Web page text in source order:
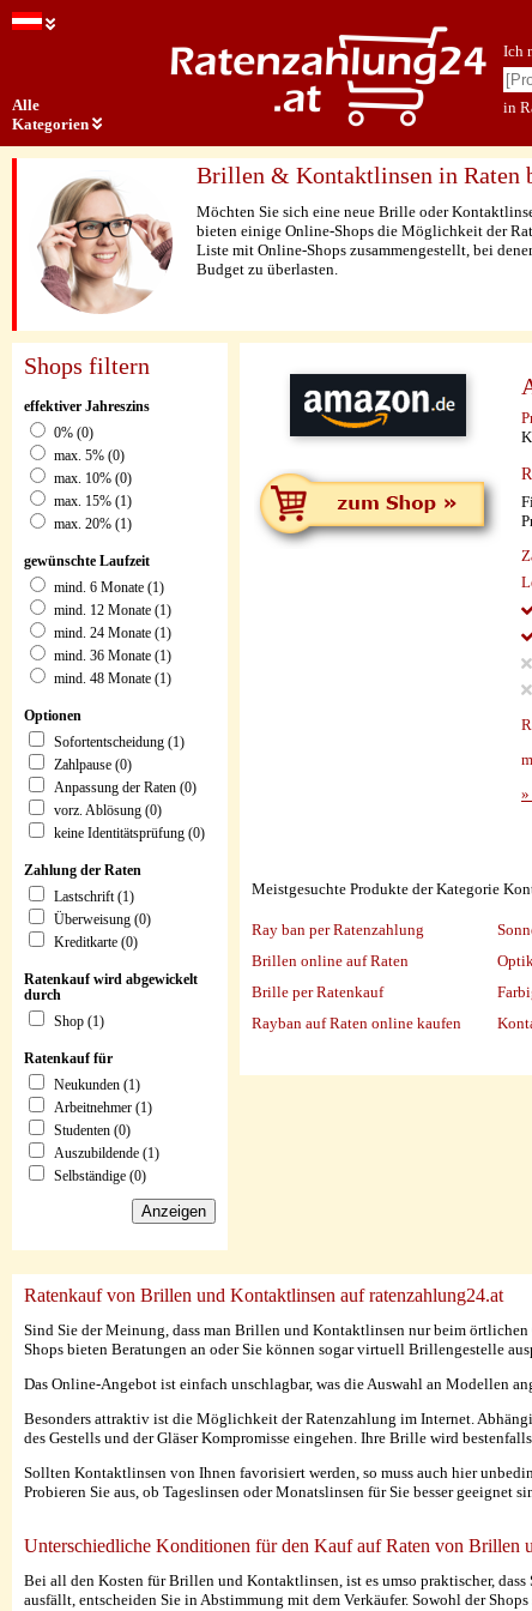
Alle
Kategorien
Ich
in
Brillen & Kontaktlinsen in Raten
Möchten Sie sich eine neue Brille oder
bieten einige Online-Shops die Möglichkeit der
Liste mit Online-Shops zusammengestellt, bei
Budget zu überlasten.
Shops filtern
effektiver Jahreszins
0% (0)
max. 5% (0)
max. 10% (0)
max. 15% (1)
max. 20% (1)
gewünschte Laufzeit
mind. 6 Monate (1)
mind. 12 Monate (1)
mind. 24 Monate (1)
mind. 36 Monate (1)
mind. 48 Monate (1)
Optionen
Sofortentscheidung (1)
Zahlpause (0)
Anpassung der Raten (0)
vorz. Ablösung (0)
keine Identitätsprüfung (0)
Zahlung der Raten
Lastschrift (1)
Überweisung (0)
Kreditkarte (0)
Ratenkauf wird abgewickelt
durch
Shop (1)
Ratenkauf für
Neukunden (1)
Arbeitnehmer (1)
Studenten (0)
Auszubildende (1)
Selbständige (0)
»
Meistgesuchte Produkte der Kategorie
Ray ban per Ratenzahlung
Brillen online auf Raten
Brille per Ratenkauf
Rayban auf Raten online kaufen
Ratenkauf von Brillen und Kontaktlinsen auf ratenzahlung24.at
Sind Sie der Meinung, dass man Brillen und Kontaktlinsen nur beim örtlichen
Shops bieten Beratungen an oder Sie können sogar virtuell Brillengestelle
Das Online-Angebot ist einfach unschlagbar, was die Auswahl an Modellen
Besonders attraktiv ist die Möglichkeit der Ratenzahlung im Internet.
des Gestells und der Gläser Kompromisse eingehen. Ihre Brille wird
Sollten Kontaktlinsen von Ihnen favorisiert werden, so muss auch hier
Probieren Sie aus, ob Tageslinsen oder Monatslinsen für Sie besser
Unterschiedliche Konditionen für den Kauf auf Raten von Brillen
Bei all den Kosten für Brillen und Kontaktlinsen, ist es umso praktischer,
ausfällt, entscheiden Sie in Abstimmung mit dem Verkäufer. Sowohl der